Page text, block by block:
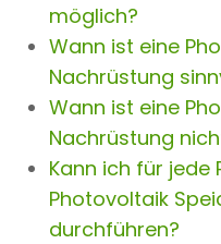
möglich?
Wann ist eine
Nachrüstung
Wann ist eine
Nachrüstung
Kann ich für jede
Photovoltaik
durchführen?